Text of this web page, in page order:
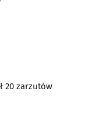
20 zarzutów